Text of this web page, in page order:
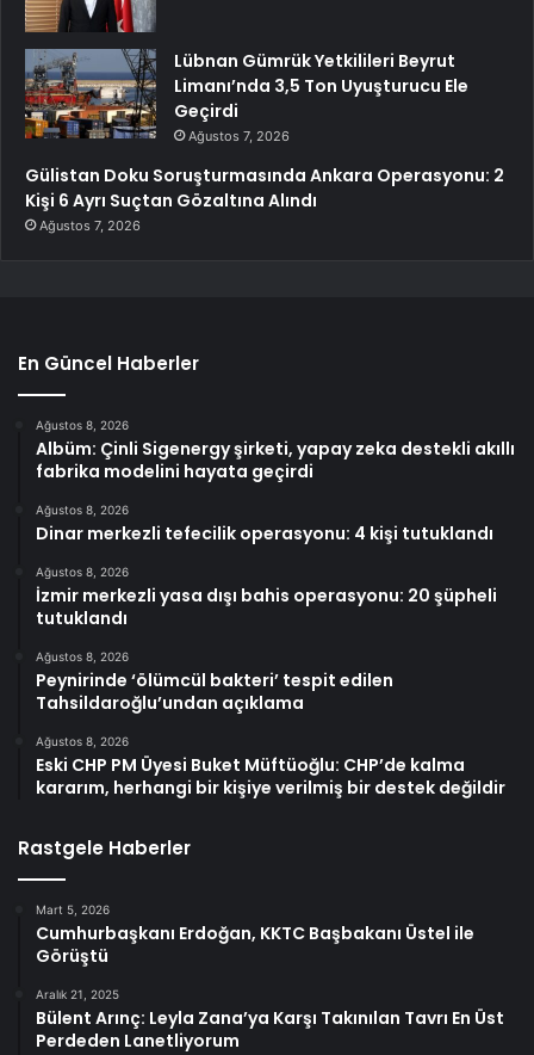
Lübnan Gümrük Yetkilileri Beyrut
Limanı’nda 3,5 Ton Uyuşturucu Ele
Geçirdi
Ağustos 7, 2026
Gülistan Doku Soruşturmasında Ankara Operasyonu: 2
Kişi 6 Ayrı Suçtan Gözaltına Alındı
Ağustos 7, 2026
En Güncel Haberler
Ağustos 8, 2026
Albüm: Çinli Sigenergy şirketi, yapay zeka destekli akıllı
fabrika modelini hayata geçirdi
Ağustos 8, 2026
Dinar merkezli tefecilik operasyonu: 4 kişi tutuklandı
Ağustos 8, 2026
İzmir merkezli yasa dışı bahis operasyonu: 20 şüpheli
tutuklandı
Ağustos 8, 2026
Peynirinde ‘ölümcül bakteri’ tespit edilen
Tahsildaroğlu’undan açıklama
Ağustos 8, 2026
Eski CHP PM Üyesi Buket Müftüoğlu: CHP’de kalma
kararım, herhangi bir kişiye verilmiş bir destek değildir
Rastgele Haberler
Mart 5, 2026
Cumhurbaşkanı Erdoğan, KKTC Başbakanı Üstel ile
Görüştü
Aralık 21, 2025
Bülent Arınç: Leyla Zana’ya Karşı Takınılan Tavrı En Üst
Perdeden Lanetliyorum